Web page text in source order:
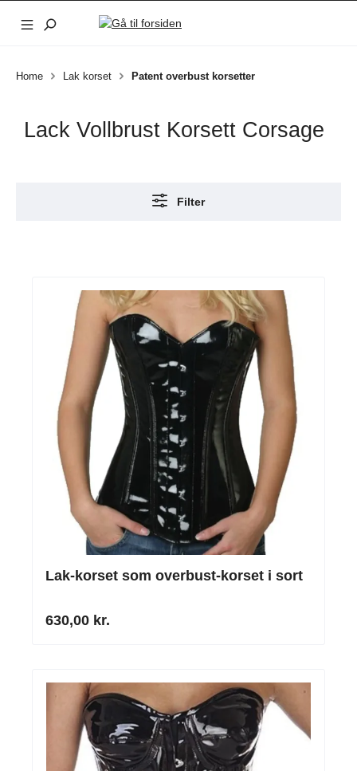
Gå til hovedindhold
Home Lak korset Patent overbust korsetter
Lack Vollbrust Korsett Corsage
Filter
Lak-korset som overbust-korset i sort
630,00 kr.